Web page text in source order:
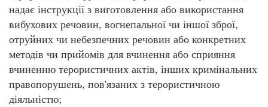
надає інструкції з виготовлення або використання
вибухових речовин, вогнепальної чи іншої зброї,
отруйних чи небезпечних речовин або конкретних
методів чи прийомів для вчинення або сприяння
вчиненню терористичних актів, інших кримінальних
правопорушень, пов'язаних з терористичною
діяльністю;